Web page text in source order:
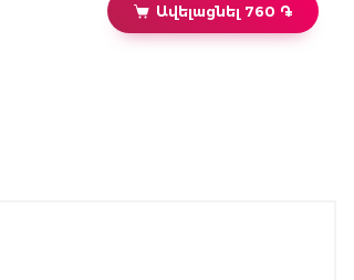
Ավելացնել 760 ֏